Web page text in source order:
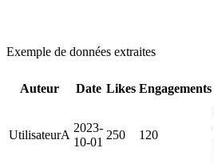
Exemple de données extraites
Auteur Date Likes Engagements
UtilisateurA
2023-
10-01
250 120